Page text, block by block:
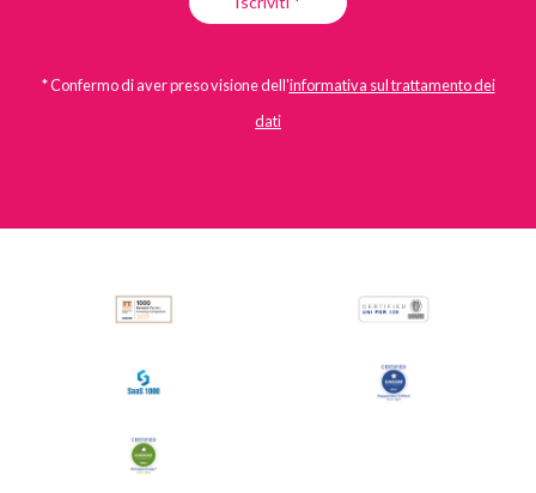
* Confermo di aver preso visione dell'informativa sul trattamento dei
dati